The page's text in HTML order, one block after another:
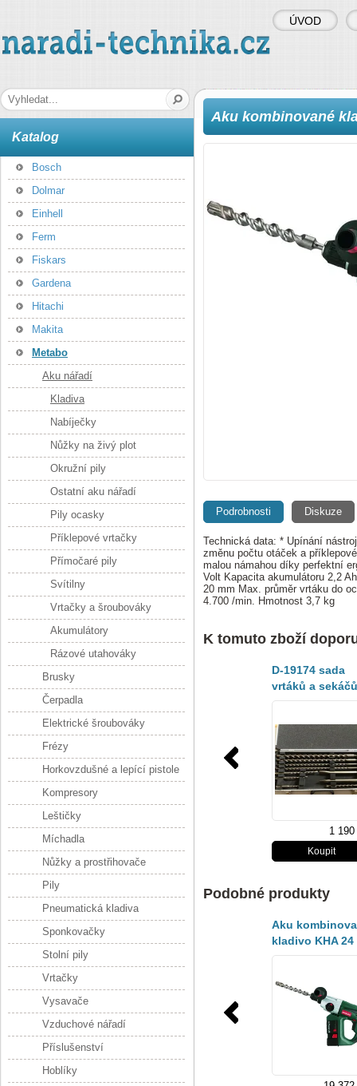
naradi-technika.cz
Aku kombinované
Podrobnosti Diskuze
Technická data: * Upínání
změnu počtu otáček a
malou námahou díky perfektní
Volt Kapacita akumulátoru 2,2
20 mm Max. průměr vrtáku do
4.700 /min. Hmotnost 3,7 kg
K tomuto zboží
D-19174 sada
vrtáků a sekáčů
SDS-Plus
1
Podobné produkty
Aku
kladivo KHA 24
POWER
Katalog
Bosch
Dolmar
Einhell
Ferm
Fiskars
Gardena
Hitachi
Makita
Metabo
Aku nářadí
Kladiva
Nabíječky
Nůžky na živý plot
Okružní pily
Ostatní aku nářadí
Pily ocasky
Příklepové vrtačky
Přímočaré pily
Svítilny
Vrtačky a šroubováky
Akumulátory
Rázové utahováky
Brusky
Čerpadla
Elektrické šroubováky
Frézy
Horkovzdušné a lepící pistole
Kompresory
Leštičky
Míchadla
Nůžky a prostřihovače
Pily
Pneumatická kladiva
Sponkovačky
Stolní pily
Vrtačky
Vysavače
Vzduchové nářadí
Příslušenství
Hoblíky
ÚVOD
Hledaná fráze